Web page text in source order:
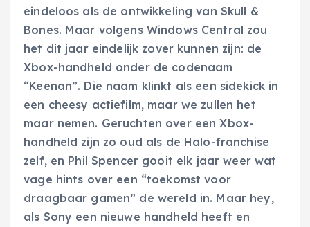
eindeloos als de ontwikkeling van Skull &
Bones. Maar volgens Windows Central zou
het dit jaar eindelijk zover kunnen zijn: de
Xbox-handheld onder de codenaam
“Keenan”. Die naam klinkt als een sidekick in
een cheesy actiefilm, maar we zullen het
maar nemen. Geruchten over een Xbox-
handheld zijn zo oud als de Halo-franchise
zelf, en Phil Spencer gooit elk jaar weer wat
vage hints over een “toekomst voor
draagbaar gamen” de wereld in. Maar hey,
als Sony een nieuwe handheld heeft en